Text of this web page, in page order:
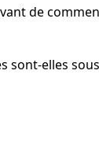
de
sont-elles